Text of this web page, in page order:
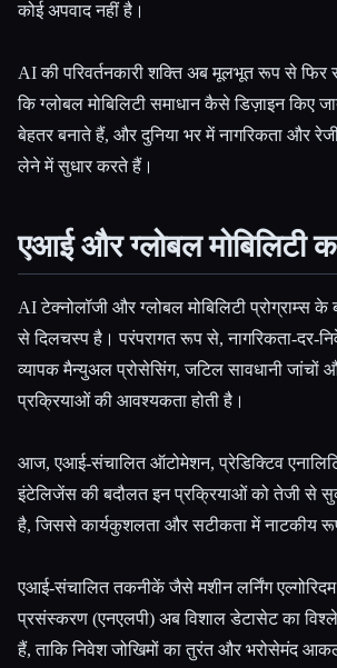
कोई अपवाद नहीं है।
AI की परिवर्तनकारी शक्ति अब मूलभूत रूप से फिर
कि ग्लोबल मोबिलिटी समाधान कैसे डिज़ाइन किए
बेहतर बनाते हैं, और दुनिया भर में नागरिकता और
लेने में सुधार करते हैं।
एआई और ग्लोबल मोबिलिटी
AI टेक्नोलॉजी और ग्लोबल मोबिलिटी प्रोग्राम्स
से दिलचस्प है। परंपरागत रूप से, नागरिकता-दर-
व्यापक मैन्युअल प्रोसेसिंग, जटिल सावधानी जांचों
प्रक्रियाओं की आवश्यकता होती है।
आज, एआई-संचालित ऑटोमेशन, प्रेडिक्टिव
इंटेलिजेंस की बदौलत इन प्रक्रियाओं को तेजी से
है, जिससे कार्यकुशलता और सटीकता में नाटकीय रूप
एआई-संचालित तकनीकें जैसे मशीन लर्निंग
प्रसंस्करण (एनएलपी) अब विशाल डेटासेट का
हैं, ताकि निवेश जोखिमों का तुरंत और भरोसेमंद